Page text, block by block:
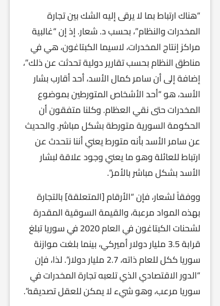
“هناك ارتباط بما لا يرقى إليه الشك بين تجارة
المخدرات والنظام”، بحسب د. شعار. إذ إن “غالبية
مراكز إنتاج المخدرات، لاسيما الكبتاغون، هي في
مناطق النظام بحسب تقارير دولية تحدثت عن ذلك”،
إضافة إلى أن سامر كمال الأسد، أحد أقارب بشار
الأسد، هو “أحد الأشخاص المتورطين بموضوع
المخدرات حتى نقي العظام. وكلنا متفقون أن
الحكومة السورية متورطة بشكل مباشر. والحديث
عن سامر الأسد بأنه متورط يعني أننا نتحدث عن
ارتباط للعائلة وهو ما يعني وجود علاقة لبشار
الأسد بشكل مباشر بالأمر”.
ووفقاً لشعار، فإن “الأرقام [المتعلقة] بالتجارة
بهذه المواد مرعبة، والقيمة السوقية المقدرة
لشحنات الكبتاغون في العام 2020 في سوريا تبلغ
قرابة 3.5 مليار دولار أميركي، بينما بلغت موازنة
سوريا ككل للعام ذاته، 2.7 مليار دولار”. لذا، فإن
“الدور الاقتصادي الذي تلعبه تجارة المخدرات في
سوريا مرعب، وهو شيء لا يمكن للعقل تصديقه”.